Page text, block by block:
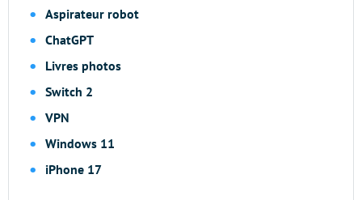
Aspirateur robot
ChatGPT
Livres photos
Switch 2
VPN
Windows 11
iPhone 17